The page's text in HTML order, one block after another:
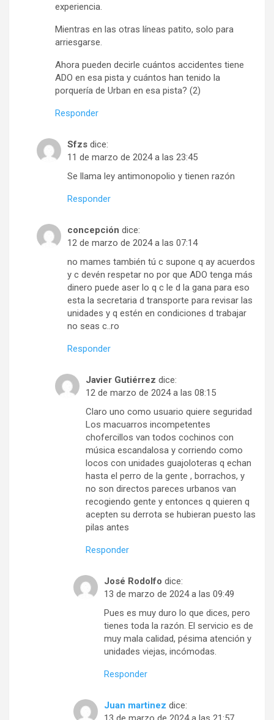
experiencia.
Mientras en las otras líneas patito, solo para
arriesgarse.
Ahora pueden decirle cuántos accidentes tiene
ADO en esa pista y cuántos han tenido la
porquería de Urban en esa pista? (2)
Responder
Sfzs dice:
11 de marzo de 2024 a las 23:45
Se llama ley antimonopolio y tienen razón
Responder
concepción dice:
12 de marzo de 2024 a las 07:14
no mames también tú c supone q ay acuerdos
y c devén respetar no por que ADO tenga más
dinero puede aser lo q c le d la gana para eso
esta la secretaria d transporte para revisar las
unidades y q estén en condiciones d trabajar
no seas c..ro
Responder
Javier Gutiérrez dice:
12 de marzo de 2024 a las 08:15
Claro uno como usuario quiere seguridad
Los macuarros incompetentes
chofercillos van todos cochinos con
música escandalosa y corriendo como
locos con unidades guajoloteras q echan
hasta el perro de la gente , borrachos, y
no son directos pareces urbanos van
recogiendo gente y entonces q quieren q
acepten su derrota se hubieran puesto las
pilas antes
Responder
José Rodolfo dice:
13 de marzo de 2024 a las 09:49
Pues es muy duro lo que dices, pero
tienes toda la razón. El servicio es de
muy mala calidad, pésima atención y
unidades viejas, incómodas.
Responder
Juan martinez dice: